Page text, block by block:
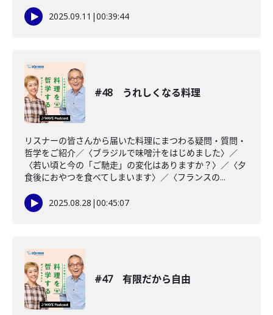
2025.09.11 |00:39:44
#48 うれしくなる料理
リスナーの皆さんから届いた料理にまつわる疑問・質問・
哲学をご紹介／〈ブラジルで味噌汁をはじめました〉／
〈若い頃と今の「ご馳走」の変化はありますか？〉／〈夕
食後におやつを食べてしまいます〉／〈フランスの...
2025.08.28 |00:45:07
#47 有限だから自由